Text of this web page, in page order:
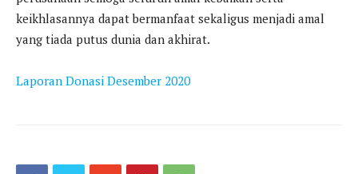
keikhlasannya dapat bermanfaat sekaligus menjadi amal
yang tiada putus dunia dan akhirat.
Laporan Donasi Desember 2020